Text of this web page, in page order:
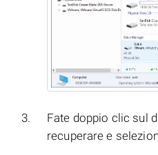
Fate doppio clic sul
recuperare e